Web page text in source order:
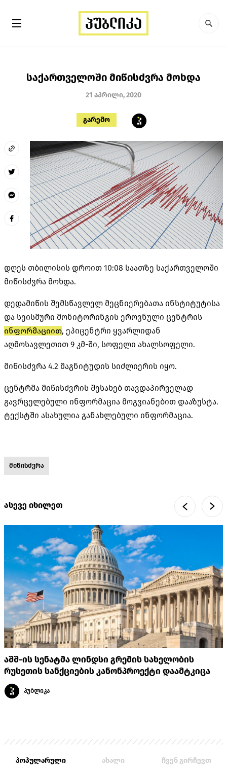
საქართველოში მიწისძვრა მოხდა
21 აპრილი, 2020
გარემო
დღეს თბილისის დროით 10:08 საათზე საქართველოში
მიწისძვრა მოხდა.
დედამიწის შემსწავლელ მეცნიერებათა ინსტიტუტისა
და სეისმური მონიტორინგის ეროვნული ცენტრის
ინფორმაციით, ეპიცენტრი ყვარლიდან
აღმოსავლეთით 9 კმ-ში, სოფელი ახალსოფელი.
მიწისძვრა 4.2 მაგნიტუდის სიძლიერის იყო.
ცენტრმა მიწისძვრის შესახებ თავდაპირველად
გავრცელებული ინფორმაცია მოგვიანებით დააზუსტა.
ტექსტში ასახულია განახლებული ინფორმაცია.
მიწისძვრა
ასევე იხილეთ
აშშ-ის სენატმა ლინდსი გრემის სახელობის
რუსეთის სანქციების კანონპროექტი დაამტკიცა
პუბლიკა
პოპულარული ახალი ჩვენ გირჩევთ